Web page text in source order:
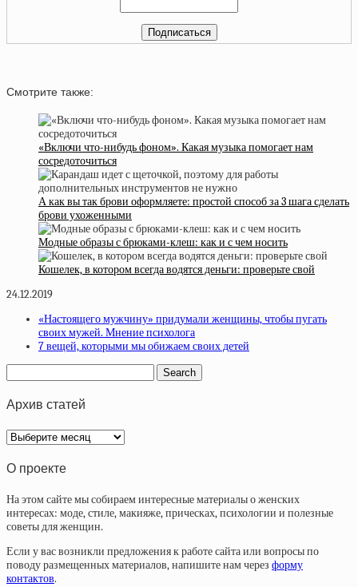
Смотрите также:
«Включи что-нибудь фоном». Какая музыка помогает нам
сосредоточиться
А как вы так брови оформляете: простой способ за 3 шага сделать
брови ухоженными
Модные образы с брюками-клеш: как и с чем носить
Кошелек, в котором всегда водятся деньги: проверьте свой
24.12.2019
«Настоящего мужчину» придумали женщины, чтобы пугать
своих мужей. Мнение психолога
7 вещей, которыми мы обижаем своих детей
Архив статей
Архив
статей
О проекте
На этом сайте мы собираем интересные материалы о женских
интересах: моде, стиле, макияже, прическах, психологии и полезные
советы для женщин.
Если у вас возникли предложения к работе сайта или вопросы по
поводу размещенных материалов, напишите нам через форму
контактов.